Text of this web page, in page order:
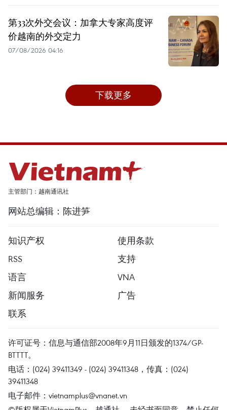
第33次外交会议：加拿大专家高度评
价越南的外交定力
07/08/2026 04:16
下载更多
主管部门：越南通讯社
网站总编辑：陈进笋
知识产权
使用条款
RSS
支持
语言
VNA
新闻服务
广告
联系
许可证号：信息与通信部2008年9月11日颁发的1374/GP-
BTTTT。
电话：(024) 39411349 - (024) 39411348，传真：(024)
39411348
电子邮件： vietnamplus@vnanet.vn